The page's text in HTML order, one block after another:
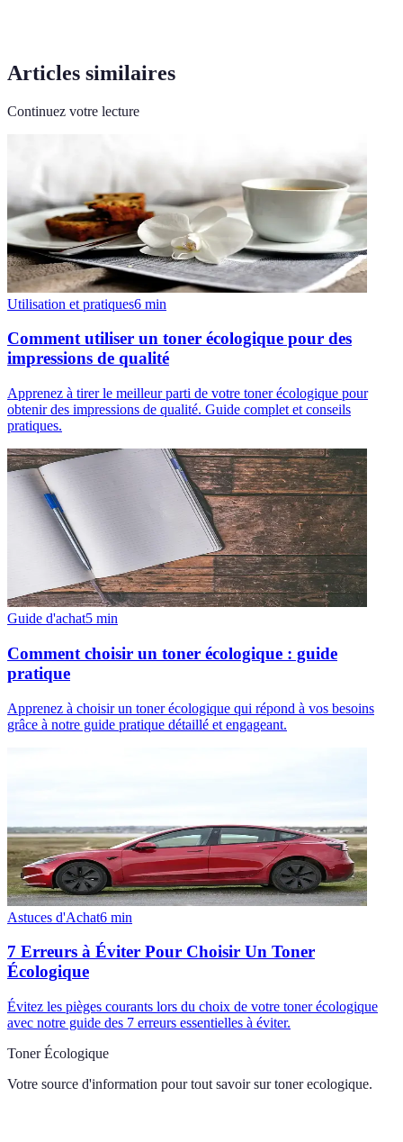
Articles similaires
Continuez votre lecture
Utilisation et pratiques6 min
Comment utiliser un toner écologique pour des
impressions de qualité
Apprenez à tirer le meilleur parti de votre toner écologique pour
obtenir des impressions de qualité. Guide complet et conseils
pratiques.
Guide d'achat5 min
Comment choisir un toner écologique : guide
pratique
Apprenez à choisir un toner écologique qui répond à vos besoins
grâce à notre guide pratique détaillé et engageant.
Astuces d'Achat6 min
7 Erreurs à Éviter Pour Choisir Un Toner
Écologique
Évitez les pièges courants lors du choix de votre toner écologique
avec notre guide des 7 erreurs essentielles à éviter.
Toner Écologique
Votre source d'information pour tout savoir sur toner ecologique.